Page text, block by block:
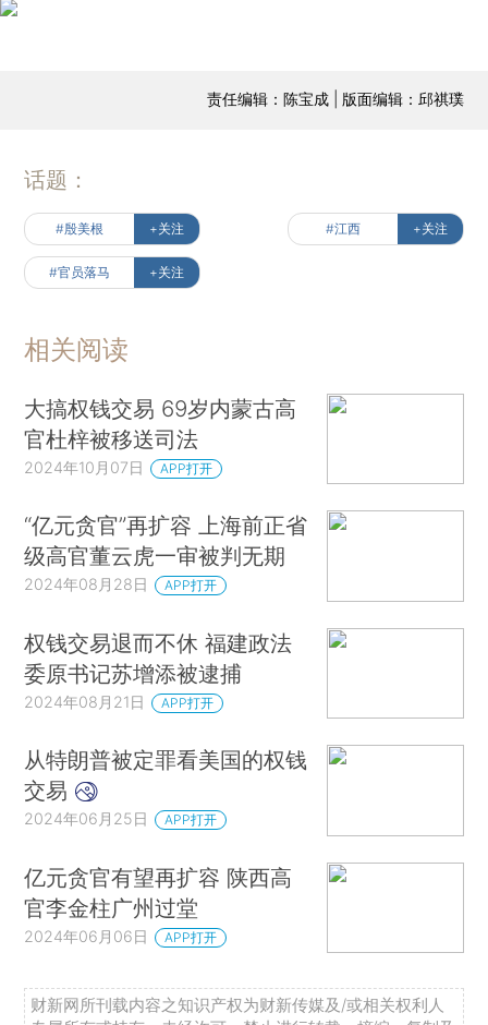
责任编辑：陈宝成 | 版面编辑：邱祺璞
话题：
#殷美根 +关注 #江西 +关注
#官员落马 +关注
相关阅读
大搞权钱交易 69岁内蒙古高
官杜梓被移送司法
2024年10月07日 APP打开
“亿元贪官”再扩容 上海前正省
级高官董云虎一审被判无期
2024年08月28日 APP打开
权钱交易退而不休 福建政法
委原书记苏增添被逮捕
2024年08月21日 APP打开
从特朗普被定罪看美国的权钱
交易
2024年06月25日 APP打开
亿元贪官有望再扩容 陕西高
官李金柱广州过堂
2024年06月06日 APP打开
财新网所刊载内容之知识产权为财新传媒及/或相关权利人